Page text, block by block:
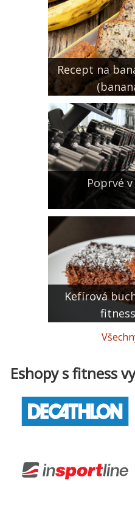
Recept na
Poprvé
Kefírová
Eshopy s fitness